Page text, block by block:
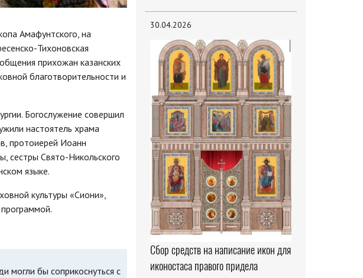
Амафунтского, на
Тихоновская
прихожан казанских
благотворительности и
Богослужение совершил
настоятель храма
протоиерей Иоанн
сестры Свято-Никольского
языке.
культуры «Сиони»,
могли бы соприкоснуться с
30.04.2026
Сбор средств на написание икон для
иконостаса правого придела